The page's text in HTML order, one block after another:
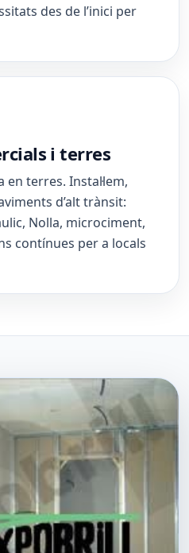
des de l’inici per
i terres
terres. Instal·lem,
d’alt trànsit:
Nolla, microciment,
contínues per a locals